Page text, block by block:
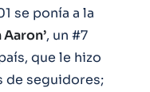
se ponía a la
Aaron’, un #7
que le hizo
de seguidores;